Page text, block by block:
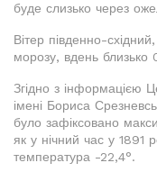
буде слизько через
Вітер південно-
морозу, вдень близько
Згідно з інформацією
імені Бориса
було зафіксовано
як у нічний час у 1891
температура -22,4°.